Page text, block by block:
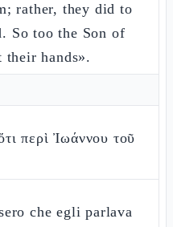
rather, they did to
So too the Son of
hands».
περὶ Ἰωάννου τοῦ
che egli parlava